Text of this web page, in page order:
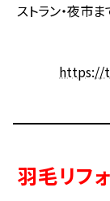
ストラン・夜市
https://
羽毛リフ